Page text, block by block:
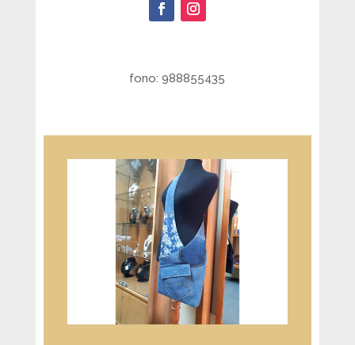
fono: 988855435